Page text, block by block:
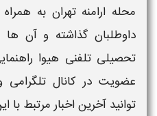
محله ارامنه تهران به
داوطلبان گذاشته و آن ها
تحصیلی تلفنی هیوا
عضویت در کانال تلگرامی و
توانید آخرین اخبار مرتبط با